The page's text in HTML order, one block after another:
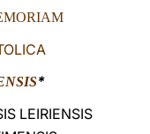
LATINE
*
LEIRIENSIS